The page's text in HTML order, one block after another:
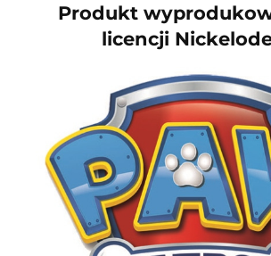
Produkt
licencji